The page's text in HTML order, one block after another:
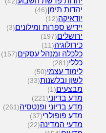
יהדות תימן(46)
יודאיקה(12)
יידיש ספרות ומילונים(3)
ירושלים(197)
כירולוגיה(11)
כלכלה ומנהל עסקים(157)
כללי(281)
לימוד עצמי(50)
לשון ובלשנות(33)
מבצעים(1)
מדע בדיוני(221)
מדע בדיוני ופנטסיה(261)
מדע פופולרי(37)
מדעי המדינה(22)